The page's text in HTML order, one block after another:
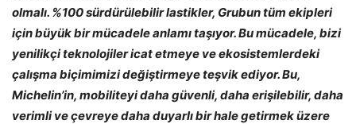
olmalı. %100 sürdürülebilir lastikler, Grubun tüm ekipleri
için büyük bir mücadele anlamı taşıyor. Bu mücadele, bizi
yenilikçi teknolojiler icat etmeye ve ekosistemlerdeki
çalışma biçimimizi değiştirmeye teşvik ediyor. Bu,
Michelin’in, mobiliteyi daha güvenli, daha erişilebilir, daha
verimli ve çevreye daha duyarlı bir hale getirmek üzere